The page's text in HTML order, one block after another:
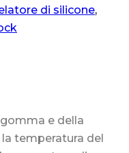
di silicone,
e della
temperatura del